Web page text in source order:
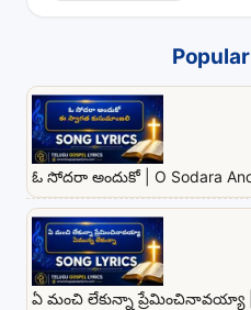
ఓ సోదరా అందుకో | O Sodara
ఏ మంచి లేకున్నా ప్రేమించినావయ్యా |